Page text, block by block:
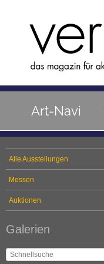
Art-Navi
Alle Ausstellungen
Messen
Auktionen
Galerien